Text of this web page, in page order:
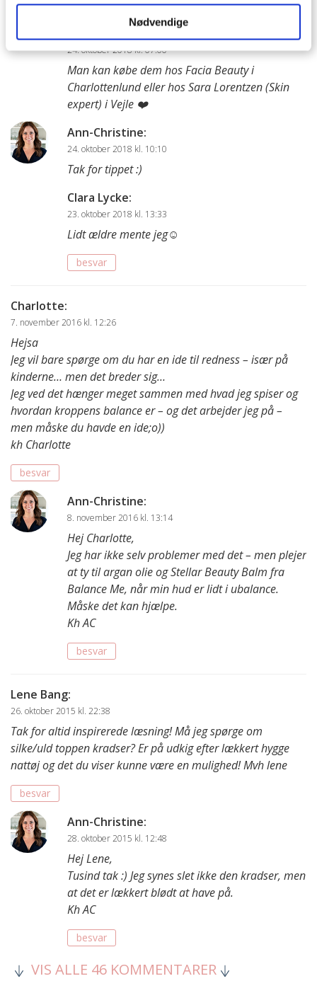
Nødvendige
besvar
24. oktober 2018 kl. 07:00
Man kan købe dem hos Facia Beauty i
Charlottenlund eller hos Sara Lorentzen (Skin
expert) i Vejle ❤️
Ann-Christine:
24. oktober 2018 kl. 10:10
Tak for tippet :)
Clara Lycke:
23. oktober 2018 kl. 13:33
Lidt ældre mente jeg☺️
besvar
Charlotte:
7. november 2016 kl. 12:26
Hejsa
Jeg vil bare spørge om du har en ide til redness – især på
kinderne… men det breder sig…
Jeg ved det hænger meget sammen med hvad jeg spiser og
hvordan kroppens balance er – og det arbejder jeg på –
men måske du havde en ide;o))
kh Charlotte
besvar
Ann-Christine:
8. november 2016 kl. 13:14
Hej Charlotte,
Jeg har ikke selv problemer med det – men plejer
at ty til argan olie og Stellar Beauty Balm fra
Balance Me, når min hud er lidt i ubalance.
Måske det kan hjælpe.
Kh AC
besvar
Lene Bang:
26. oktober 2015 kl. 22:38
Tak for altid inspirerede læsning! Må jeg spørge om
silke/uld toppen kradser? Er på udkig efter lækkert hygge
nattøj og det du viser kunne være en mulighed! Mvh lene
besvar
Ann-Christine:
28. oktober 2015 kl. 12:48
Hej Lene,
Tusind tak :) Jeg synes slet ikke den kradser, men
at det er lækkert blødt at have på.
Kh AC
besvar
VIS ALLE 46 KOMMENTARER